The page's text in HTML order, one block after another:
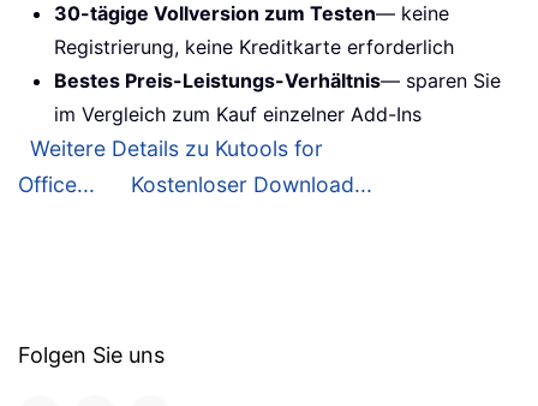
30-tägige Vollversion zum Testen— keine
Registrierung, keine Kreditkarte erforderlich
Bestes Preis-Leistungs-Verhältnis— sparen Sie
im Vergleich zum Kauf einzelner Add-Ins
Weitere Details zu Kutools for
Office...
Kostenloser Download...
Folgen Sie uns